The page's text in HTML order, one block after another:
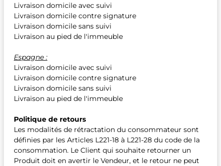
Livraison domicile avec suivi
Livraison domicile contre signature
Livraison domicile sans suivi
Livraison au pied de l'immeuble
Espagne :
Livraison domicile avec suivi
Livraison domicile contre signature
Livraison domicile sans suivi
Livraison au pied de l'immeuble
Politique de retours
Les modalités de rétractation du consommateur sont
définies par les Articles L221-18 à L221-28 du code de la
consommation. Le Client qui souhaite retourner un
Produit doit en avertir le Vendeur, et le retour ne peut